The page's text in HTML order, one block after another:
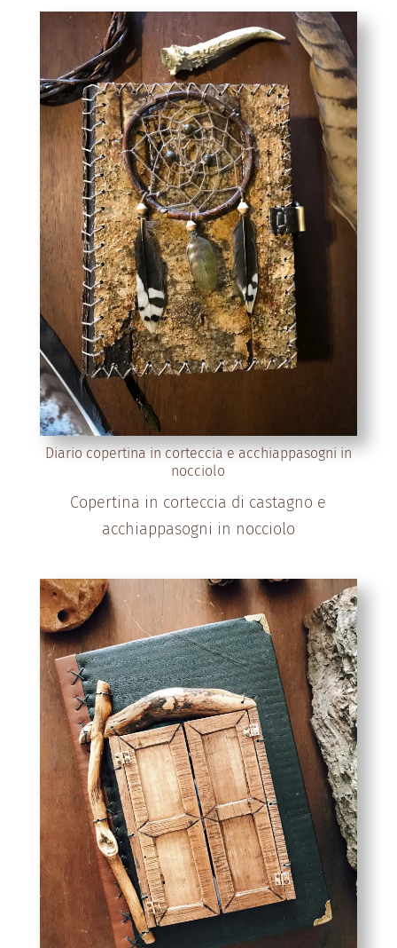
Diario copertina in corteccia e acchiappasogni in
nocciolo
Copertina in corteccia di castagno e
acchiappasogni in nocciolo